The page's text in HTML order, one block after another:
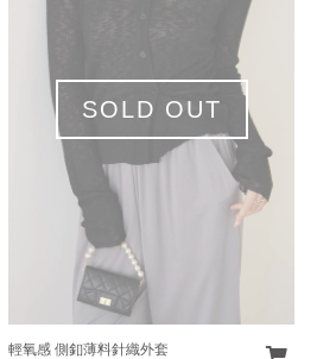
SOLD OUT
輕氧感 側釦薄料針織外套